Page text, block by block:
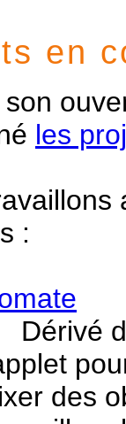
en
son
les
:
Dérivé
des